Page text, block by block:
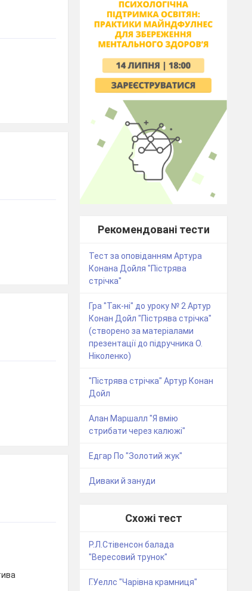
Рекомендовані тести
Тест за оповіданням Артура
Конана Дойля "Пістрява
стрічка"
Гра "Так-ні" до уроку № 2 Артур
Конан Дойл "Пістрява стрічка"
(створено за матеріалами
презентації до підручника О.
Ніколенко)
"Пістрява стрічка" Артур Конан
Дойл
Алан Маршалл "Я вмію
стрибати через калюжі"
Едгар По "Золотий жук"
Диваки й зануди
Схожі тест
Р.Л.Стівенсон балада
"Вересовий трунок"
Г.Уеллс "Чарівна крамниця"